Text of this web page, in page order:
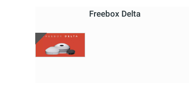
Freebox Delta